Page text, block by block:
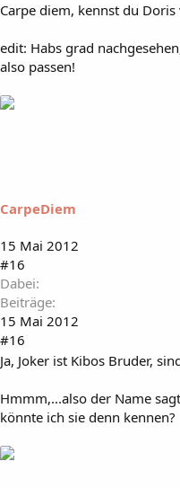
Carpe diem, kennst du
edit: Habs grad
also passen!
CarpeDiem
15 Mai 2012
#16
Dabei
Beiträge
15 Mai 2012
#16
Ja, Joker ist Kibos Bruder,
Hmmm,...also der Name
könnte ich sie denn kennen?